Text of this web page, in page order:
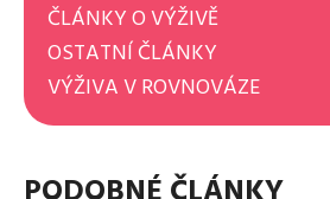
ČLÁNKY O VÝŽIVĚ
OSTATNÍ ČLÁNKY
VÝŽIVA V ROVNOVÁZE